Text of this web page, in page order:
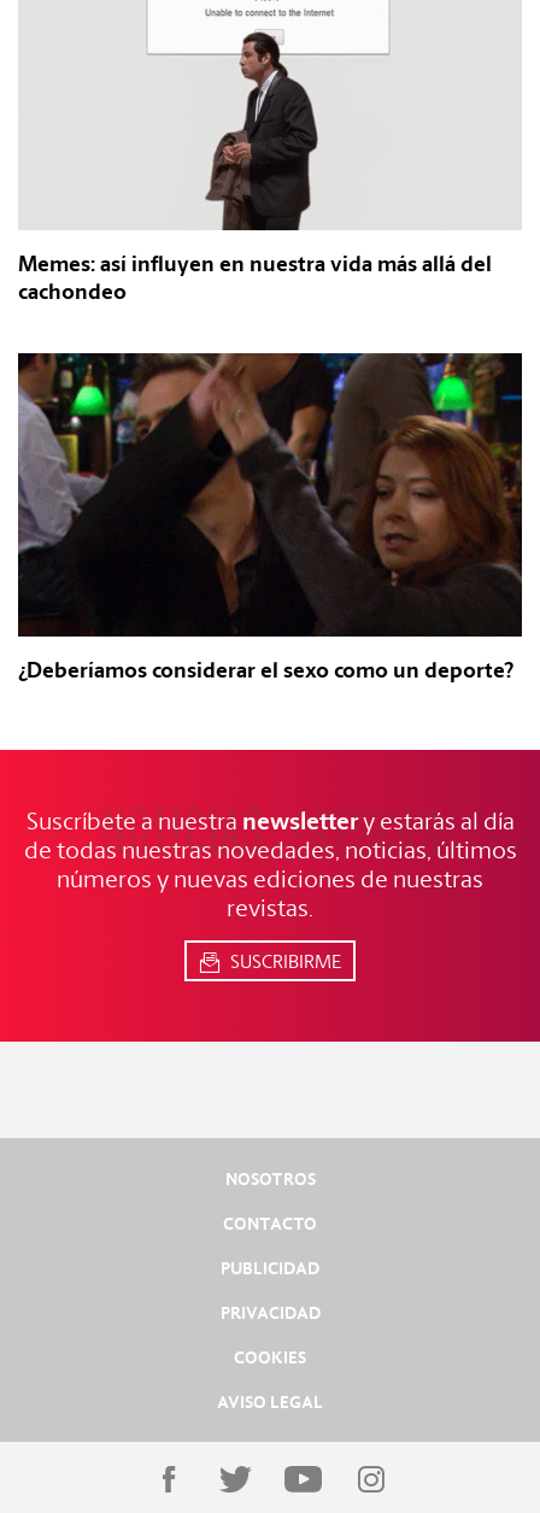
Memes: así influyen en nuestra vida más allá del
cachondeo
¿Deberíamos considerar el sexo como un deporte?
NOTICIAS FRESCAS
Suscríbete a nuestra newslettery estarás al día
de todas nuestras novedades, noticias, últimos
números y nuevas ediciones de nuestras
revistas.
SUSCRIBIRME
NOSOTROS
CONTACTO
PUBLICIDAD
PRIVACIDAD
COOKIES
AVISO LEGAL